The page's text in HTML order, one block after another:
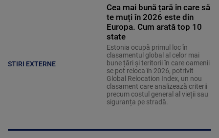
STIRI EXTERNE
Cea mai bună țară în care să
te muți în 2026 este din
Europa. Cum arată top 10
state
Estonia ocupă primul loc în
clasamentul global al celor mai
bune țări și teritorii în care oamenii
se pot reloca în 2026, potrivit
Global Relocation Index, un nou
clasament care analizează criterii
precum costul general al vieții sau
siguranța pe stradă.